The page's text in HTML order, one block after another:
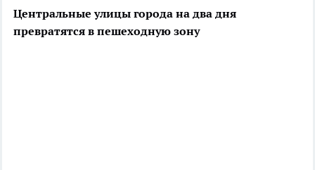
Центральные улицы города на два дня
превратятся в пешеходную зону